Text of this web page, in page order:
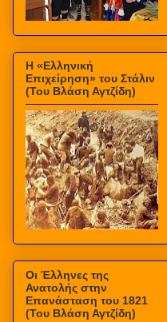
Η «Ελληνική
Επιχείρηση» του Στάλιν
(Του Βλάση Αγτζίδη)
Οι Έλληνες της
Ανατολής στην
Επανάσταση του 1821
(Του Βλάση Αγτζίδη)